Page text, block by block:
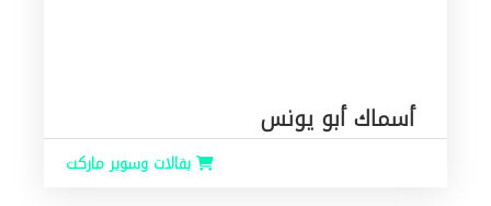
أسماك أبو يونس
بقالات وسوبر ماركت